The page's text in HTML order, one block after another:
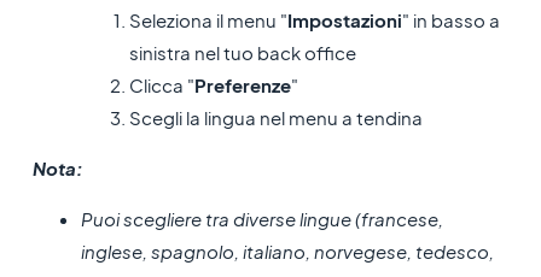
Seleziona il menu "Impostazioni" in basso a
sinistra nel tuo back office
Clicca "Preferenze"
Scegli la lingua nel menu a tendina
Nota:
Puoi scegliere tra diverse lingue (francese,
inglese, spagnolo, italiano, norvegese, tedesco,